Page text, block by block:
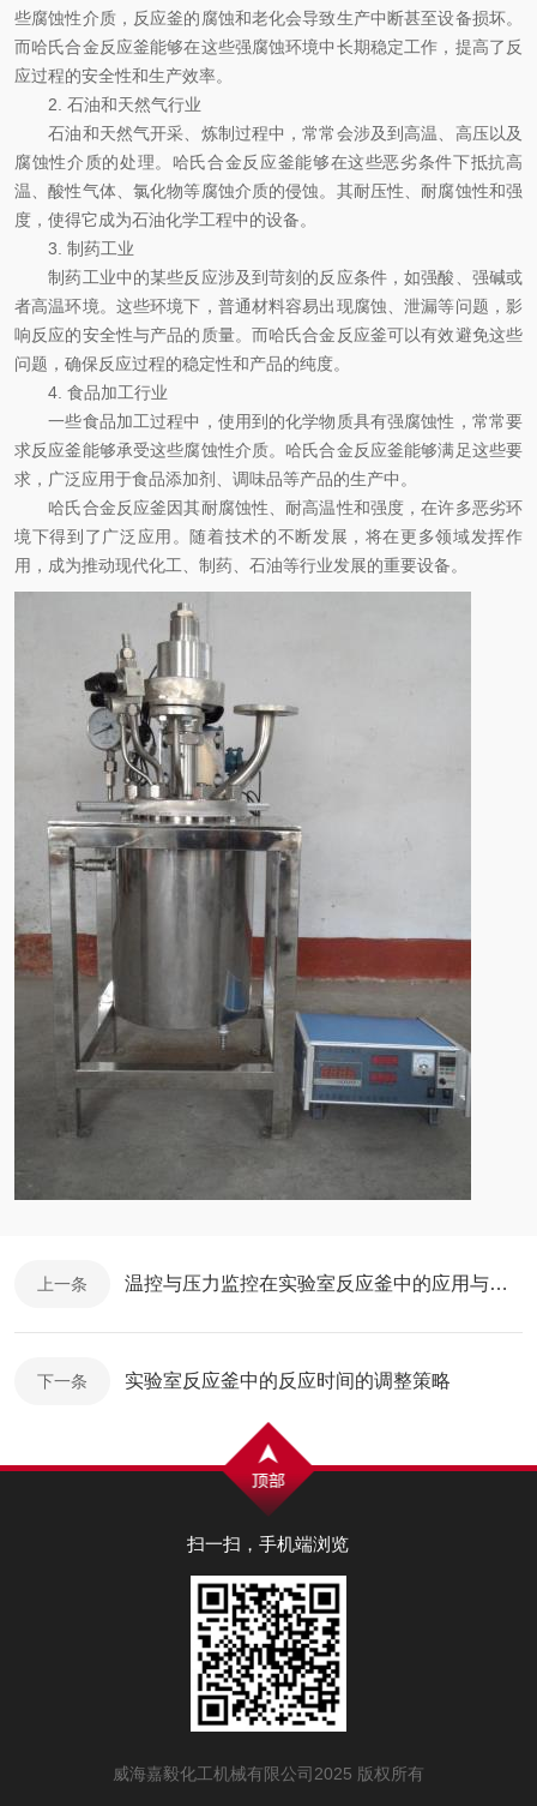
些腐蚀性介质，反应釜的腐蚀和老化会导致生产中断甚至设备损坏。
而哈氏合金反应釜能够在这些强腐蚀环境中长期稳定工作，提高了反
应过程的安全性和生产效率。
2. 石油和天然气行业
石油和天然气开采、炼制过程中，常常会涉及到高温、高压以及
腐蚀性介质的处理。哈氏合金反应釜能够在这些恶劣条件下抵抗高
温、酸性气体、氯化物等腐蚀介质的侵蚀。其耐压性、耐腐蚀性和强
度，使得它成为石油化学工程中的设备。
3. 制药工业
制药工业中的某些反应涉及到苛刻的反应条件，如强酸、强碱或
者高温环境。这些环境下，普通材料容易出现腐蚀、泄漏等问题，影
响反应的安全性与产品的质量。而哈氏合金反应釜可以有效避免这些
问题，确保反应过程的稳定性和产品的纯度。
4. 食品加工行业
一些食品加工过程中，使用到的化学物质具有强腐蚀性，常常要
求反应釜能够承受这些腐蚀性介质。哈氏合金反应釜能够满足这些要
求，广泛应用于食品添加剂、调味品等产品的生产中。
哈氏合金反应釜因其耐腐蚀性、耐高温性和强度，在许多恶劣环
境下得到了广泛应用。随着技术的不断发展，将在更多领域发挥作
用，成为推动现代化工、制药、石油等行业发展的重要设备。
上一条 温控与压力监控在实验室反应釜中的应用与选择
下一条 实验室反应釜中的反应时间的调整策略
扫一扫，手机端浏览
威海嘉毅化工机械有限公司2025 版权所有